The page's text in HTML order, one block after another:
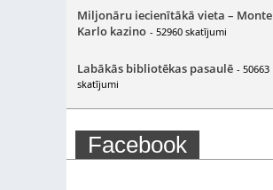
Miljonāru iecienītākā vieta – Monte
Karlo kazino - 52960 skatījumi
Labākās bibliotēkas pasaulē - 50663
skatījumi
Facebook